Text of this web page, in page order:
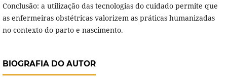
Conclusão: a utilização das tecnologias do cuidado permite que
as enfermeiras obstétricas valorizem as práticas humanizadas
no contexto do parto e nascimento.
BIOGRAFIA DO AUTOR